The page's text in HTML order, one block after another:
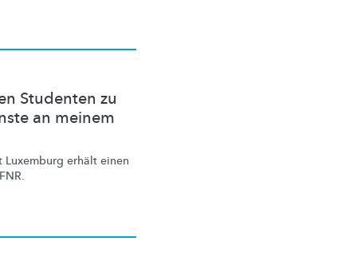
Studenten zu
an meinem
erhält einen